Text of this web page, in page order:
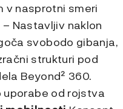
v nasprotni smeri
Nastavljiv naklon
svobodo gibanja,
strukturi pod
Beyond² 360.
uporabe od rojstva